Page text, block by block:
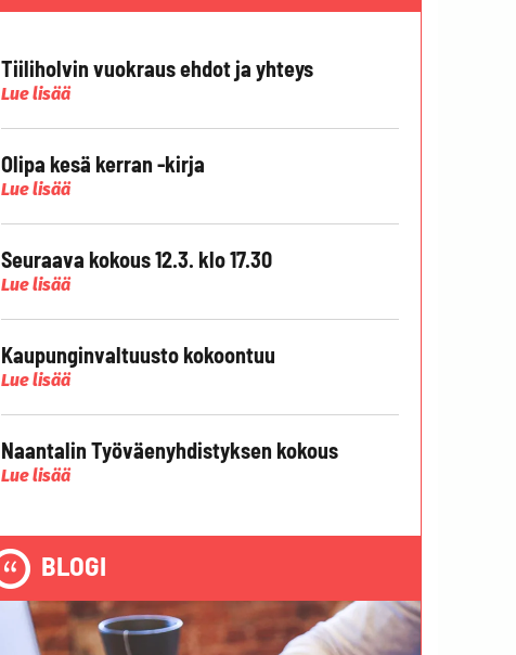
Tiiliholvin vuokraus ehdot ja yhteys
Lue lisää
Olipa kesä kerran -kirja
Lue lisää
Seuraava kokous 12.3. klo 17.30
Lue lisää
Kaupunginvaltuusto kokoontuu
Lue lisää
Naantalin Työväenyhdistyksen kokous
Lue lisää
BLOGI